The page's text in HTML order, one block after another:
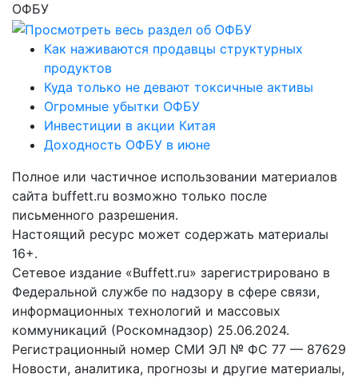
ОФБУ
Как наживаются продавцы структурных
продуктов
Куда только не девают токсичные активы
Огромные убытки ОФБУ
Инвестиции в акции Китая
Доходность ОФБУ в июне
Полное или частичное использовании материалов
сайта buffett.ru возможно только после
письменного разрешения.
Настоящий ресурс может содержать материалы
16+.
Сетевое издание «Buffett.ru» зарегистрировано в
Федеральной службе по надзору в сфере связи,
информационных технологий и массовых
коммуникаций (Роскомнадзор) 25.06.2024.
Регистрационный номер СМИ ЭЛ № ФС 77 — 87629
Новости, аналитика, прогнозы и другие материалы,